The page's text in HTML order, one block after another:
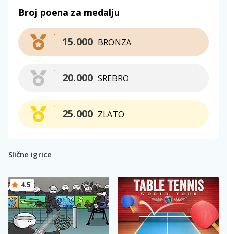
Broj poena za medalju
BRONZA
15.000
SREBRO
20.000
ZLATO
25.000
Slične igrice
4.5